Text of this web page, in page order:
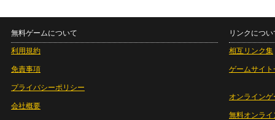
無料ゲームについて
利用規約
免責事項
プライバシーポリシー
会社概要
リンクについ
相互リンク集
ゲームサイト
オンラインゲ
無料オンライ